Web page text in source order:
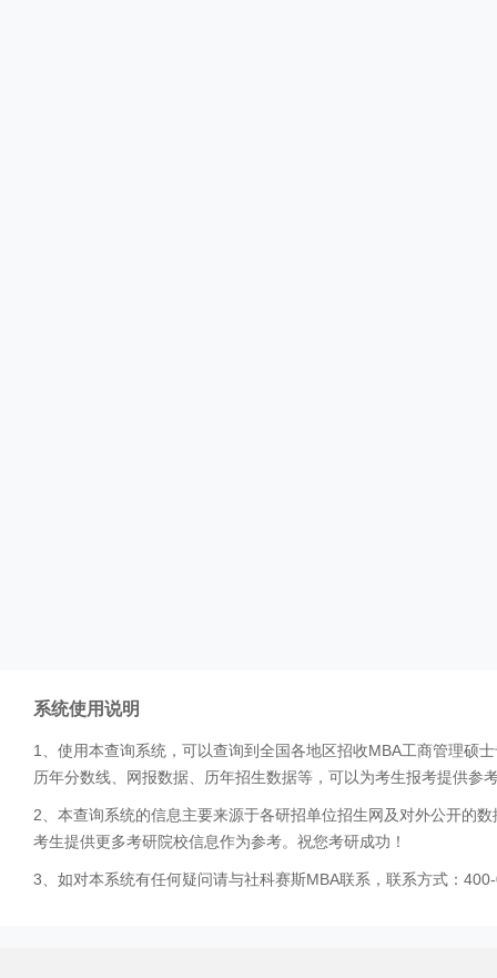
系统使用说明
1、使用本查询系统，可以查询到全国各地区招收MBA工商管理硕
历年分数线、网报数据、历年招生数据等，可以为考生报考提供参
2、本查询系统的信息主要来源于各研招单位招生网及对外公开的
考生提供更多考研院校信息作为参考。祝您考研成功！
3、如对本系统有任何疑问请与社科赛斯MBA联系，联系方式：